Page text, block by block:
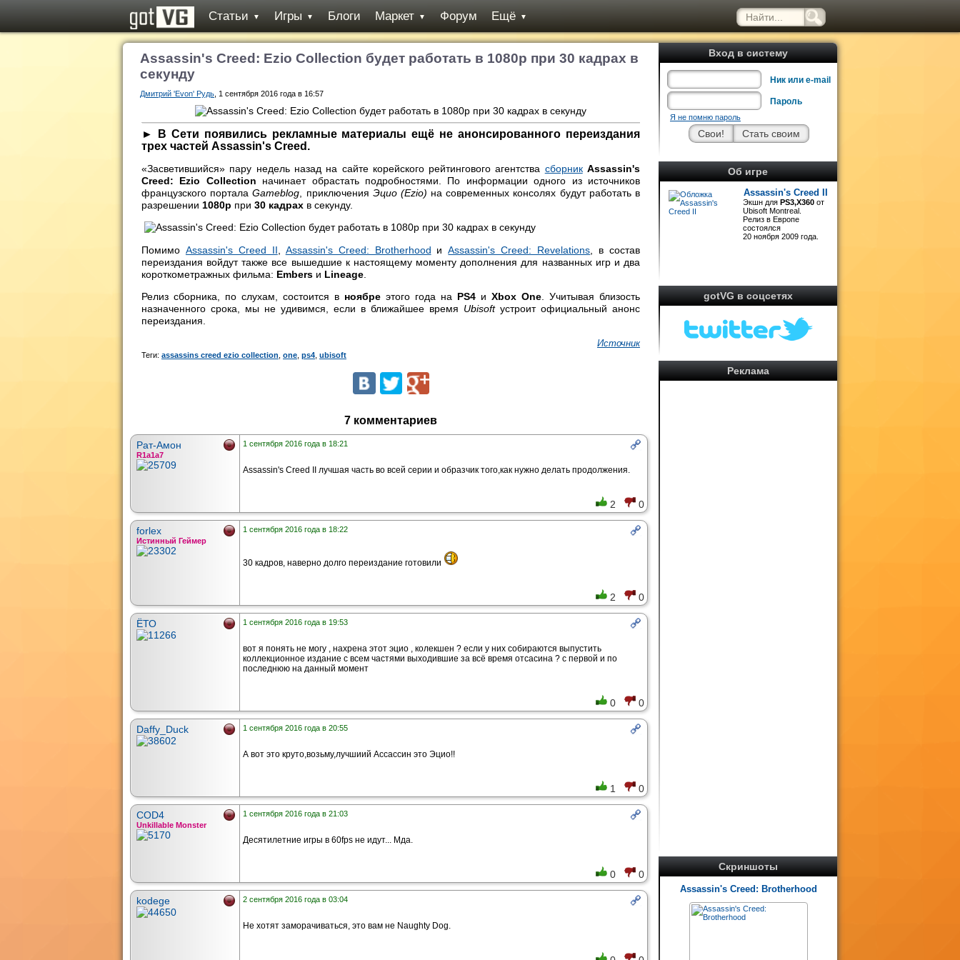
Статьи ▼ Игры ▼ Блоги Маркет ▼ Форум Ещё ▼
Вход в систему
Ник или e-mail
Пароль
Я не помню пароль
Об игре
Assassin's Creed II
Экшн для PS3,X360 от
Ubisoft Montreal.
Релиз в Европе
состоялся
20 ноября 2009 года.
gotVG в соцсетях
Реклама
Скриншоты
Assassin's Creed: Brotherhood
Assassin's Creed: Ezio Collection будет работать в 1080р при 30 кадрах в
секунду
Дмитрий 'Evon' Рудь , 1 сентября 2016 года в 16:57
► В Сети появились рекламные материалы ещё не анонсированного переиздания
трех частей Assassin's Creed.
«Засветившийся» пару недель назад на сайте корейского рейтингового агентства сборник Assassin's
Creed: Ezio Collection начинает обрастать подробностями. По информации одного из источников
французского порталаGameblog , приключения Эцио (Ezio) на современных консолях будут работать в
разрешении 1080р при 30 кадрах в секунду.
Помимо Assassin's Creed II Assassin's Creed: Brotherhood иAssassin's Creed: Revelations , в состав
переиздания войдут также все вышедшие к настоящему моменту дополнения для названных игр и два
короткометражных фильма: Embers и Lineage
Релиз сборника, по слухам, состоится в ноябре этого года на PS4 и Xbox One . Учитывая близость
назначенного срока, мы не удивимся, если в ближайшее время Ubisoft устроит официальный анонс
переиздания.
Источник
Теги: assassins creed ezio collection one ps4 ubisoft
7 комментариев
Рат-Амон
R1a1a7
1 сентября 2016 года в 18:21
Assassin's Creed II лучшая часть во всей серии и образчик того,как нужно делать продолжения.
2 0
forlex
Истинный Геймер
1 сентября 2016 года в 18:22
30 кадров, наверно долго переиздание готовили
2 0
ЁТО 1 сентября 2016 года в 19:53
вот я понять не могу , нахрена этот эцио , колекшен ? если у них собираются выпустить
коллекционное издание с всем частями выходившие за всё время отсасина ? с первой и по
последнюю на данный момент
0 0
Daffy_Duck 1 сентября 2016 года в 20:55
А вот это круто,возьму,лучшиий Ассассин это Эцио!!
1 0
COD4
Unkillable Monster
1 сентября 2016 года в 21:03
Десятилетние игры в 60fps не идут... Мда.
0 0
kodege 2 сентября 2016 года в 03:04
Не хотят заморачиваться, это вам не Naughty Dog.